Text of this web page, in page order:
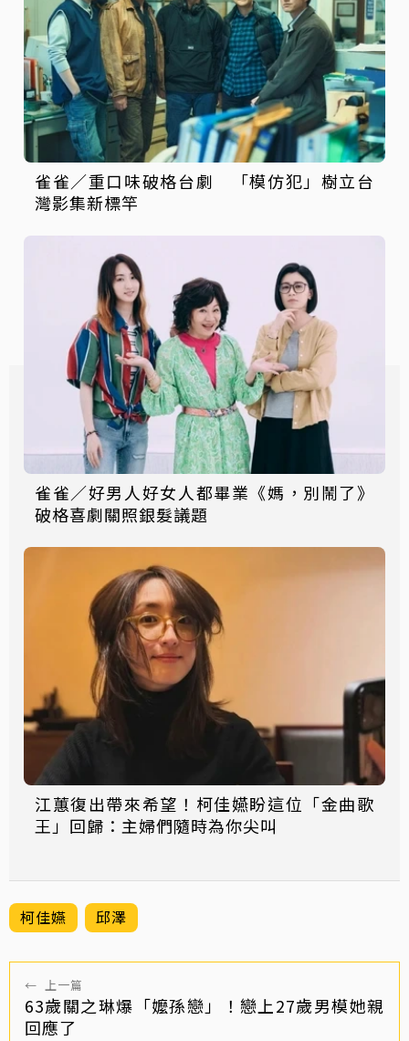
雀雀／重口味破格台劇 「模仿犯」樹立台
灣影集新標竿
雀雀／好男人好女人都畢業《媽，別鬧了》
破格喜劇關照銀髮議題
江蕙復出帶來希望！柯佳嬿盼這位「金曲歌
王」回歸：主婦們隨時為你尖叫
柯佳嬿 邱澤
← 上一篇
63歲關之琳爆「嬤孫戀」！戀上27歲男模她親
回應了